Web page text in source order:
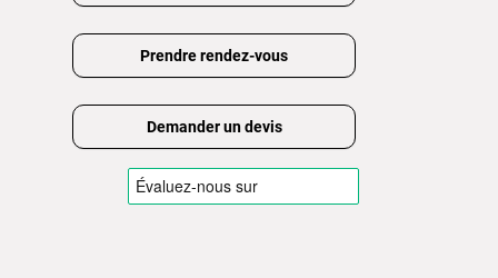
Prendre rendez-vous
Demander un devis